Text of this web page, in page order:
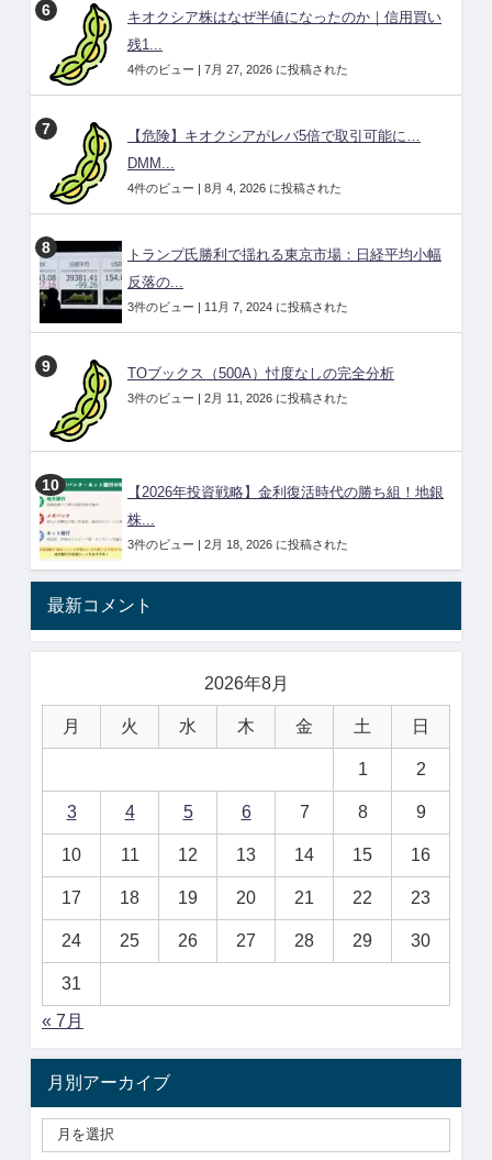
キオクシア株はなぜ半値になったのか｜信用買い
残1...
4件のビュー | 7月 27, 2026 に投稿された
【危険】キオクシアがレバ5倍で取引可能に…
DMM...
4件のビュー | 8月 4, 2026 に投稿された
トランプ氏勝利で揺れる東京市場：日経平均小幅
反落の...
3件のビュー | 11月 7, 2024 に投稿された
TOブックス（500A）忖度なしの完全分析
3件のビュー | 2月 11, 2026 に投稿された
【2026年投資戦略】金利復活時代の勝ち組！地銀
株...
3件のビュー | 2月 18, 2026 に投稿された
最新コメント
2026年8月
月 火 水 木 金 土 日
1 2
3 4 5 6 7 8 9
10 11 12 13 14 15 16
17 18 19 20 21 22 23
24 25 26 27 28 29 30
31
« 7月
月別アーカイブ